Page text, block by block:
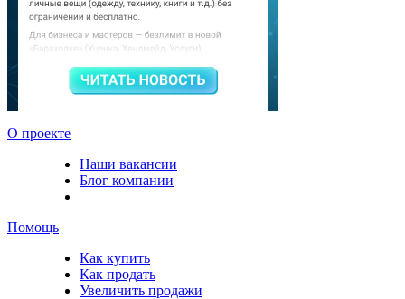
О проекте
Наши вакансии
Блог компании
Помощь
Как купить
Как продать
Увеличить продажи